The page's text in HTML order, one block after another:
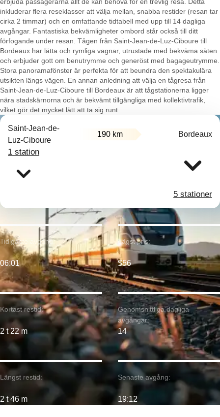
inkluderar flera reseklasser att välja mellan, snabba restider (resan tar
cirka 2 timmar) och en omfattande tidtabell med upp till 14 dagliga
avgångar. Fantastiska bekvämligheter ombord står också till ditt
förfogande under resan. Tågen från Saint-Jean-de-Luz-Ciboure till
Bordeaux har lätta och rymliga vagnar, utrustade med bekväma säten
och erbjuder gott om benutrymme och generöst med bagageutrymme.
Stora panoramafönster är perfekta för att beundra den spektakulära
utsikten längs vägen. En annan anledning att välja en tågresa från
Saint-Jean-de-Luz-Ciboure till Bordeaux är att tågstationerna ligger
nära stadskärnorna och är bekvämt tillgängliga med kollektivtrafik,
vilket gör det mycket lätt att ta sig runt.
Saint-Jean-de-
Luz-Ciboure
190 km Bordeaux
1 station
5 stationer
Kortast restid:
2 t 22 m
Tidigaste avgång:
06:01
Längst restid:
2 t 46 m
Lägst pris:
$56
Genomsnittliga dagliga
avgångar:
14
Senaste avgång:
19:12